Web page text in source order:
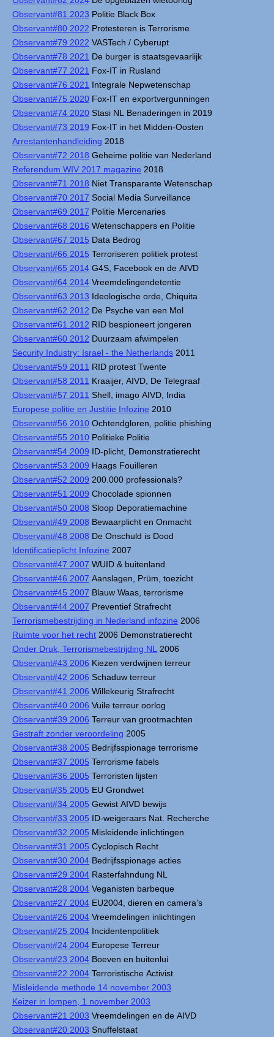
Observant#81 2023 Politie Black Box
Observant#80 2022 Protesteren is Terrorisme
Observant#79 2022 VASTech / Cyberupt
Observant#78 2021 De burger is staatsgevaarlijk
Observant#77 2021 Fox-IT in Rusland
Observant#76 2021 Integrale Nepwetenschap
Observant#75 2020 Fox-IT en exportvergunningen
Observant#74 2020 Stasi NL Benaderingen in 2019
Observant#73 2019 Fox-IT in het Midden-Oosten
Arrestantenhandleiding 2018
Observant#72 2018 Geheime politie van Nederland
Referendum WIV 2017 magazine 2018
Observant#71 2018 Niet Transparante Wetenschap
Observant#70 2017 Social Media Surveillance
Observant#69 2017 Politie Mercenaries
Observant#68 2016 Wetenschappers en Politie
Observant#67 2015 Data Bedrog
Observant#66 2015 Terroriseren politiek protest
Observant#65 2014 G4S, Facebook en de AIVD
Observant#64 2014 Vreemdelingendetentie
Observant#63 2013 Ideologische orde, Chiquita
Observant#62 2012 De Psyche van een Mol
Observant#61 2012 RID bespioneert jongeren
Observant#60 2012 Duurzaam afwimpelen
Security Industry: Israel - the Netherlands 2011
Observant#59 2011 RID protest Twente
Observant#58 2011 Kraaijer, AIVD, De Telegraaf
Observant#57 2011 Shell, imago AIVD, India
Europese politie en Justitie Infozine 2010
Observant#56 2010 Ochtendgloren, politie phishing
Observant#55 2010 Politieke Politie
Observant#54 2009 ID-plicht, Demonstratierecht
Observant#53 2009 Haags Fouilleren
Observant#52 2009 200.000 professionals?
Observant#51 2009 Chocolade spionnen
Observant#50 2008 Sloop Deporatiemachine
Observant#49 2008 Bewaarplicht en Onmacht
Observant#48 2008 De Onschuld is Dood
Identificatieplicht Infozine 2007
Observant#47 2007 WUID & buitenland
Observant#46 2007 Aanslagen, Prüm, toezicht
Observant#45 2007 Blauw Waas, terrorisme
Observant#44 2007 Preventief Strafrecht
Terrorismebestrijding in Nederland infozine 2006
Ruimte voor het recht 2006 Demonstratierecht
Onder Druk, Terrorismebestrijding NL 2006
Observant#43 2006 Kiezen verdwijnen terreur
Observant#42 2006 Schaduw terreur
Observant#41 2006 Willekeurig Strafrecht
Observant#40 2006 Vuile terreur oorlog
Observant#39 2006 Terreur van grootmachten
Gestraft zonder veroordeling 2005
Observant#38 2005 Bedrijfsspionage terrorisme
Observant#37 2005 Terrorisme fabels
Observant#36 2005 Terroristen lijsten
Observant#35 2005 EU Grondwet
Observant#34 2005 Gewist AIVD bewijs
Observant#33 2005 ID-weigeraars Nat. Recherche
Observant#32 2005 Misleidende inlichtingen
Observant#31 2005 Cyclopisch Recht
Observant#30 2004 Bedrijfsspionage acties
Observant#29 2004 Rasterfahndung NL
Observant#28 2004 Veganisten barbeque
Observant#27 2004 EU2004, dieren en camera's
Observant#26 2004 Vreemdelingen inlichtingen
Observant#25 2004 Incidentenpolitiek
Observant#24 2004 Europese Terreur
Observant#23 2004 Boeven en buitenlui
Observant#22 2004 Terroristische Activist
Misleidende methode 14 november 2003
Keizer in lompen, 1 november 2003
Observant#21 2003 Vreemdelingen en de AIVD
Observant#20 2003 Snuffelstaat